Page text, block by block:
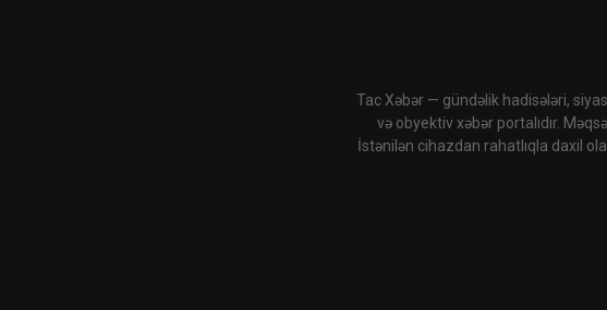
Tac Xəbər — gündəlik hadisələri,
və obyektiv xəbər portalıdır.
İstənilən cihazdan rahatlıqla daxil